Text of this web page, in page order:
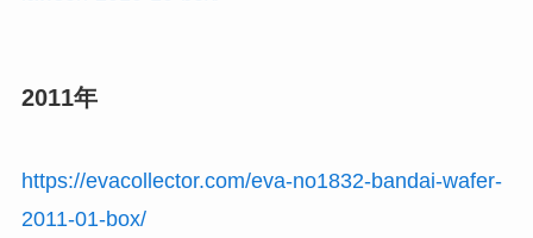
2011年
https://evacollector.com/eva-no1832-bandai-wafer-
2011-01-box/